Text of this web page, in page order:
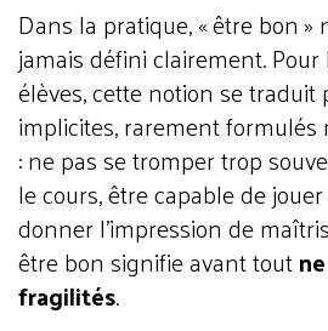
Dans la pratique, « être bon »
jamais défini clairement.
élèves, cette notion se traduit
implicites, rarement
: ne pas se tromper trop
le cours, être capable de
donner l’impression de
être bon signifieavant tout
fragilités.